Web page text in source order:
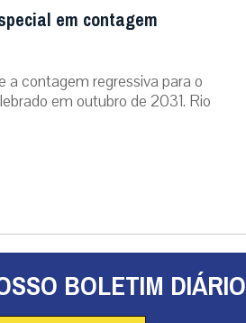
em contagem
a contagem regressiva para o
em outubro de 2031. Rio
BOLETIM DIÁRIO